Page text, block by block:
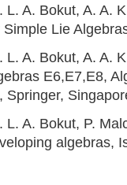
L. A. Bokut, A. A.
Simple Lie
L. A. Bokut, A. A.
E6,E7,E8,
Springer,
L. A. Bokut, P.
algebras,